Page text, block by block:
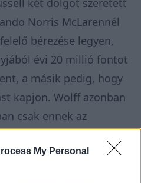
My Personal
Norris McLarennél
bérezése legyen,
évi 20 millió fontot
a másik pedig, hogy
kapjon. Wolff azonban
csak ennek az
is több, mint Russell